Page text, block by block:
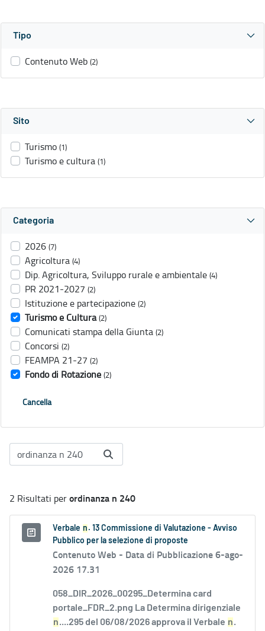
Tipo
Contenuto Web (2)
Sito
Turismo (1)
Turismo e cultura (1)
Categoria
2026 (7)
Agricoltura (4)
Dip. Agricoltura, Sviluppo rurale e ambientale (4)
PR 2021-2027 (2)
Istituzione e partecipazione (2)
Turismo e Cultura (2)
Comunicati stampa della Giunta (2)
Concorsi (2)
FEAMPA 21-27 (2)
Fondo di Rotazione (2)
Cancella
2 Risultati perordinanza n 240
Verbale n . 13 Commissione di Valutazione - Avviso
Pubblico per la selezione di proposte
Contenuto Web - Data di Pubblicazione 6-ago-
2026 17.31
058_DIR_2026_00295_Determina card
portale_FDR_2.png La Determina dirigenziale
n....295 del 06/08/2026 approva il Verbale n.